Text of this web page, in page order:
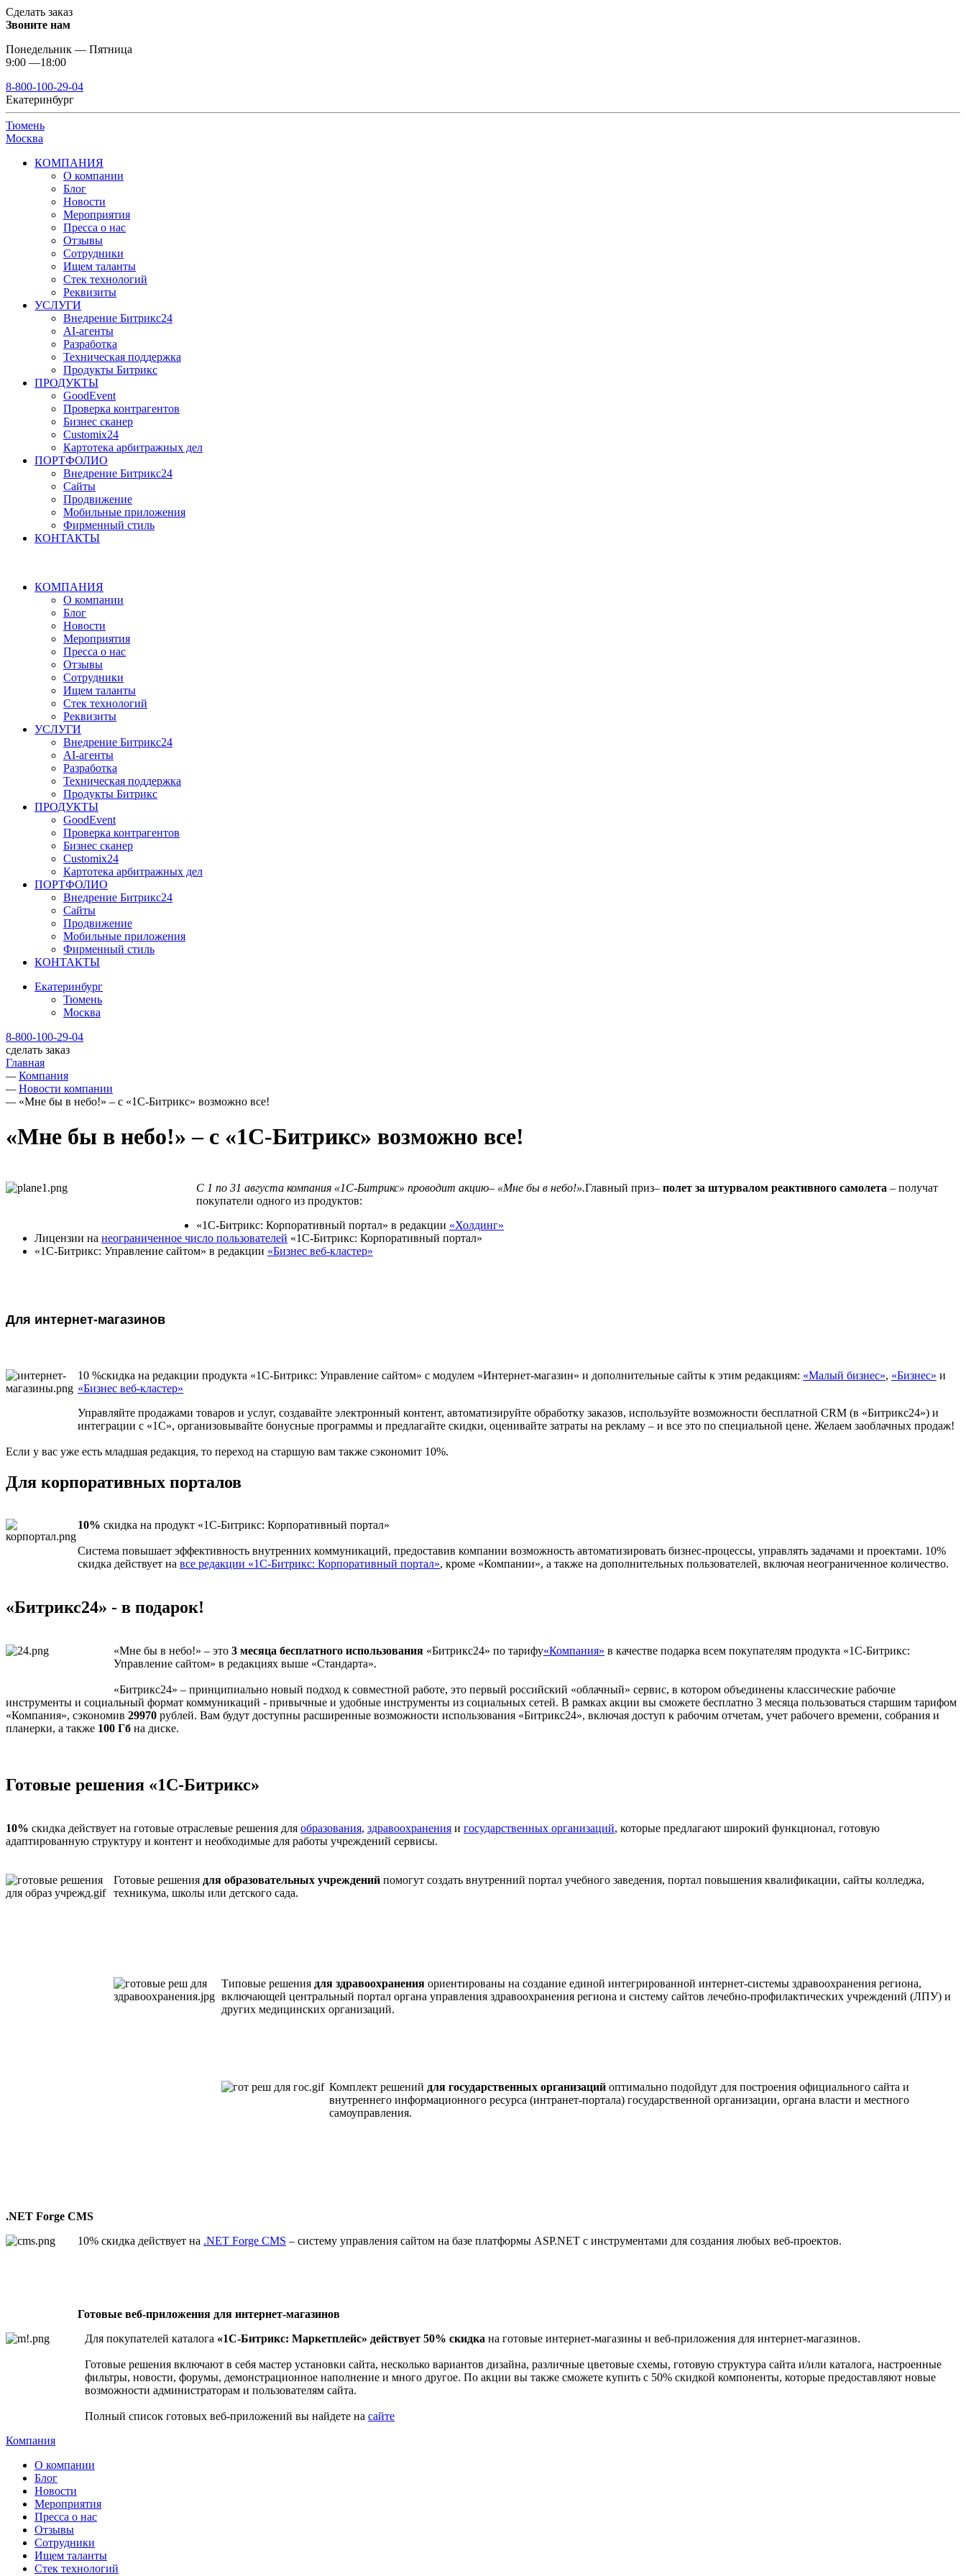
Сделать заказ
Звоните нам
Понедельник — Пятница
9:00 —18:00
8-800-100-29-04
Екатеринбург
Тюмень
Москва
КОМПАНИЯ
О компании
Блог
Новости
Мероприятия
Пресса о нас
Отзывы
Сотрудники
Ищем таланты
Стек технологий
Реквизиты
УСЛУГИ
Внедрение Битрикс24
AI-агенты
Разработка
Техническая поддержка
Продукты Битрикс
ПРОДУКТЫ
GoodEvent
Проверка контрагентов
Бизнес сканер
Customix24
Картотека арбитражных дел
ПОРТФОЛИО
Внедрение Битрикс24
Сайты
Продвижение
Мобильные приложения
Фирменный стиль
КОНТАКТЫ
КОМПАНИЯ
О компании
Блог
Новости
Мероприятия
Пресса о нас
Отзывы
Сотрудники
Ищем таланты
Стек технологий
Реквизиты
УСЛУГИ
Внедрение Битрикс24
AI-агенты
Разработка
Техническая поддержка
Продукты Битрикс
ПРОДУКТЫ
GoodEvent
Проверка контрагентов
Бизнес сканер
Customix24
Картотека арбитражных дел
ПОРТФОЛИО
Внедрение Битрикс24
Сайты
Продвижение
Мобильные приложения
Фирменный стиль
КОНТАКТЫ
Екатеринбург
Тюмень
Москва
8-800-100-29-04
сделать заказ
Главная
— Компания
— Новости компании
— «Мне бы в небо!» – с «1С-Битрикс» возможно все!
«Мне бы в небо!» – с «1С-Битрикс» возможно все!
С 1 по 31 августа компания «1С-Битрикс» проводит акцию– «Мне бы в небо!».Главный приз– полет за штурвалом реактивного самолета – получат
покупатели одного из продуктов:
«1С-Битрикс: Корпоративный портал» в редакции «Холдинг»
Лицензии на неограниченное число пользователей «1С-Битрикс: Корпоративный портал»
«1С-Битрикс: Управление сайтом» в редакции «Бизнес веб-кластер»
Для интернет-магазинов
10 %скидка на редакции продукта «1С-Битрикс: Управление сайтом» с модулем «Интернет-магазин» и дополнительные сайты к этим редакциям: «Малый бизнес», «Бизнес» и
«Бизнес веб-кластер»
Управляйте продажами товаров и услуг, создавайте электронный контент, автоматизируйте обработку заказов, используйте возможности бесплатной CRM (в «Битрикс24») и
интеграции с «1С», организовывайте бонусные программы и предлагайте скидки, оценивайте затраты на рекламу – и все это по специальной цене. Желаем заоблачных продаж!
Если у вас уже есть младшая редакция, то переход на старшую вам также сэкономит 10%.
Для корпоративных порталов
10% скидка на продукт «1С-Битрикс: Корпоративный портал»
Система повышает эффективность внутренних коммуникаций, предоставив компании возможность автоматизировать бизнес-процессы, управлять задачами и проектами. 10%
скидка действует на все редакции «1С-Битрикс: Корпоративный портал», кроме «Компании», а также на дополнительных пользователей, включая неограниченное количество.
«Битрикс24» - в подарок!
«Мне бы в небо!» – это 3 месяца бесплатного использования «Битрикс24» по тарифу«Компания» в качестве подарка всем покупателям продукта «1С-Битрикс:
Управление сайтом» в редакциях выше «Стандарта».
«Битрикс24» – принципиально новый подход к совместной работе, это первый российский «облачный» сервис, в котором объединены классические рабочие
инструменты и социальный формат коммуникаций - привычные и удобные инструменты из социальных сетей. В рамках акции вы сможете бесплатно 3 месяца пользоваться старшим тарифом
«Компания», сэкономив 29970 рублей. Вам будут доступны расширенные возможности использования «Битрикс24», включая доступ к рабочим отчетам, учет рабочего времени, собрания и
планерки, а также 100 Гб на диске.
Готовые решения «1С-Битрикс»
10% скидка действует на готовые отраслевые решения для образования, здравоохранения и государственных организаций, которые предлагают широкий функционал, готовую
адаптированную структуру и контент и необходимые для работы учреждений сервисы.
Готовые решения для образовательных учреждений помогут создать внутренний портал учебного заведения, портал повышения квалификации, сайты колледжа,
техникума, школы или детского сада.
Типовые решения для здравоохранения ориентированы на создание единой интегрированной интернет-системы здравоохранения региона,
включающей центральный портал органа управления здравоохранения региона и систему сайтов лечебно-профилактических учреждений (ЛПУ) и
других медицинских организаций.
Комплект решений для государственных организаций оптимально подойдут для построения официального сайта и
внутреннего информационного ресурса (интранет-портала) государственной организации, органа власти и местного
самоуправления.
.NET Forge CMS
10% скидка действует на .NET Forge CMS – систему управления сайтом на базе платформы ASP.NET с инструментами для создания любых веб-проектов.
Готовые веб-приложения для интернет-магазинов
Для покупателей каталога «1С-Битрикс: Маркетплейс» действует 50% скидка на готовые интернет-магазины и веб-приложения для интернет-магазинов.
Готовые решения включают в себя мастер установки сайта, несколько вариантов дизайна, различные цветовые схемы, готовую структура сайта и/или каталога, настроенные
фильтры, новости, форумы, демонстрационное наполнение и много другое. По акции вы также сможете купить с 50% скидкой компоненты, которые предоставляют новые
возможности администраторам и пользователям сайта.
Полный список готовых веб-приложений вы найдете на сайте
Компания
О компании
Блог
Новости
Мероприятия
Пресса о нас
Отзывы
Сотрудники
Ищем таланты
Стек технологий